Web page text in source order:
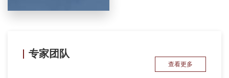
专家团队
查看更多